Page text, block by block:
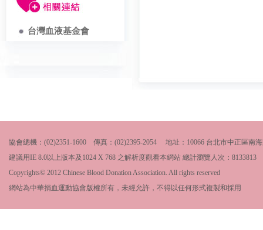
台灣血液基金會
協會總機：(02)2351-1600 傳真：(02)2395-2054 地址：10066 台北市中正區南
建議用IE 8.0以上版本及1024 X 768 之解析度觀看本網站 總計瀏覽人次： 8133813
Copyrights© 2012 Chinese Blood Donation Association. All rights reserved
網站為中華捐血運動協會版權所有，未經允許，不得以任何形式複製和採用